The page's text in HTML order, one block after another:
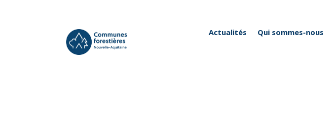
Actualités Qui sommes-nous